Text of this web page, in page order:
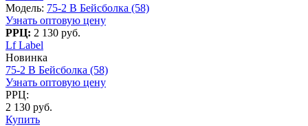
Модель: 75-2 B Бейсболка (58)
Узнать оптовую цену
РРЦ: 2 130 руб.
Lf Label
Новинка
75-2 B Бейсболка (58)
Узнать оптовую цену
РРЦ:
2 130 руб.
Купить